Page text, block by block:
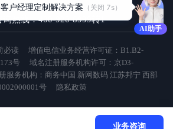
询热线：400-920-8999转1
必读
增值电信业务经营许可证：B1.B2-
号
域名注册服务机构许可：京D3-
服务机构：商务中国 新网数码 江苏邦宁 西部
号 隐私政策
AI助手
户经理定制解决方案 （关闭 7s）
业务咨询